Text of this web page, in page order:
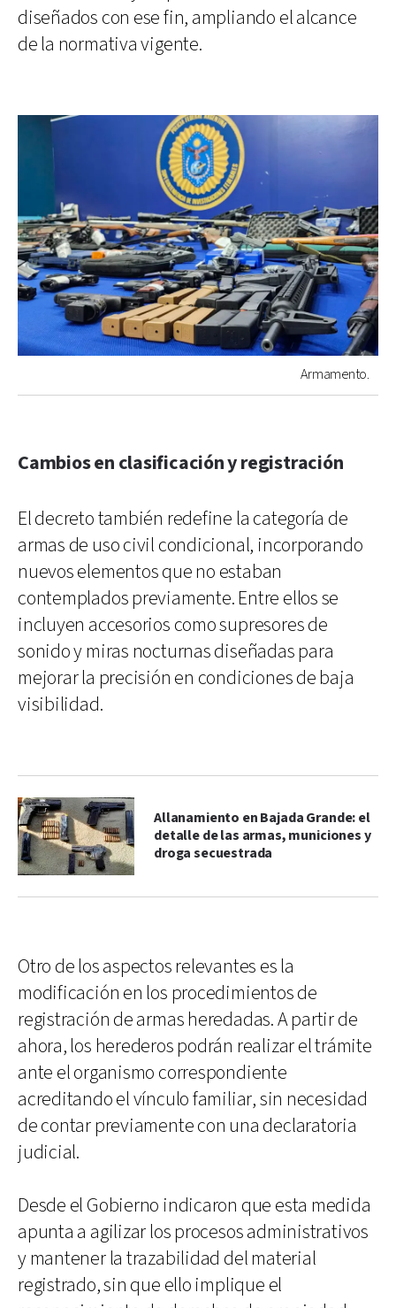
diseñados con ese fin, ampliando el alcance
de la normativa vigente.
Armamento.
Cambios en clasificación y registración
El decreto también redefine la categoría de
armas de uso civil condicional, incorporando
nuevos elementos que no estaban
contemplados previamente. Entre ellos se
incluyen accesorios como supresores de
sonido y miras nocturnas diseñadas para
mejorar la precisión en condiciones de baja
visibilidad.
Allanamiento en Bajada Grande: el
detalle de las armas, municiones y
droga secuestrada
Otro de los aspectos relevantes es la
modificación en los procedimientos de
registración de armas heredadas. A partir de
ahora, los herederos podrán realizar el trámite
ante el organismo correspondiente
acreditando el vínculo familiar, sin necesidad
de contar previamente con una declaratoria
judicial.
Desde el Gobierno indicaron que esta medida
apunta a agilizar los procesos administrativos
y mantener la trazabilidad del material
registrado, sin que ello implique el